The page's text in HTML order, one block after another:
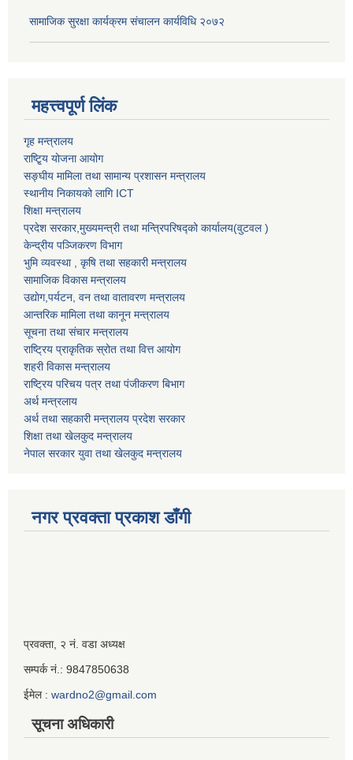
सामाजिक सुरक्षा कार्यक्रम संचालन कार्यविधि २०७२
महत्त्वपूर्ण लिंक
गृह मन्त्रालय
राष्टि्ृय योजना आयोग
सङ्घीय मामिला तथा सामान्य प्रशासन मन्त्रालय
स्थानीय निकायको लागि ICT
शिक्षा मन्त्रालय
प्रदेश सरकार,मुख्यमन्त्री तथा मन्त्रिपरिषद्को कार्यालय(वुटवल )
केन्द्रीय पञ्जिकरण विभाग
भुमि व्यवस्था , कृषि तथा सहकारी मन्त्रालय
सामाजिक विकास मन्त्रालय
उद्याेग,पर्यटन, वन तथा वातावरण मन्त्रालय
आन्तरिक मामिला तथा कानून मन्त्रालय
सूचना तथा संचार मन्त्रालय
राष्ट्रिय प्राकृतिक स्रोत तथा वित्त आयोग
शहरी विकास मन्त्रालय
राष्ट्रिय परिचय पत्र तथा पंजीकरण बिभाग
अर्थ मन्त्रलाय
अर्थ तथा सहकारी मन्त्रालय प्रदेश सरकार
शिक्षा तथा खेलकुद मन्‍‍त्रालय
नेपाल सरकार युवा तथा खेलकुद मन्त्रालय
नगर प्रवक्ता प्रकाश डाँगी
Iframe
Generator
प्रवक्ता, २ नं. वडा अध्यक्ष
सम्पर्क नं.: 9847850638
ईमेल : wardno2@gmail.com
सूचना अधिकारी